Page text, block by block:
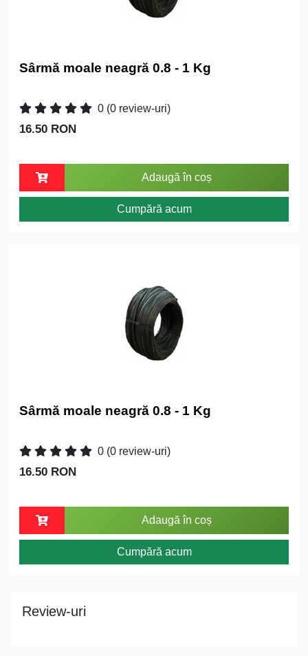
Sârmă moale neagră 0.8 - 1 Kg
0 (0 review-uri)
16.50 RON
Adaugă în coș
Cumpără acum
Sârmă moale neagră 0.8 - 1 Kg
0 (0 review-uri)
16.50 RON
Adaugă în coș
Cumpără acum
Review-uri